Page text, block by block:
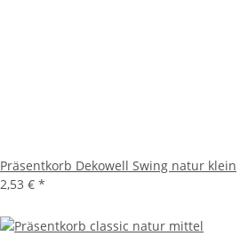
Präsentkorb Dekowell Swing natur klein
2,53 € *